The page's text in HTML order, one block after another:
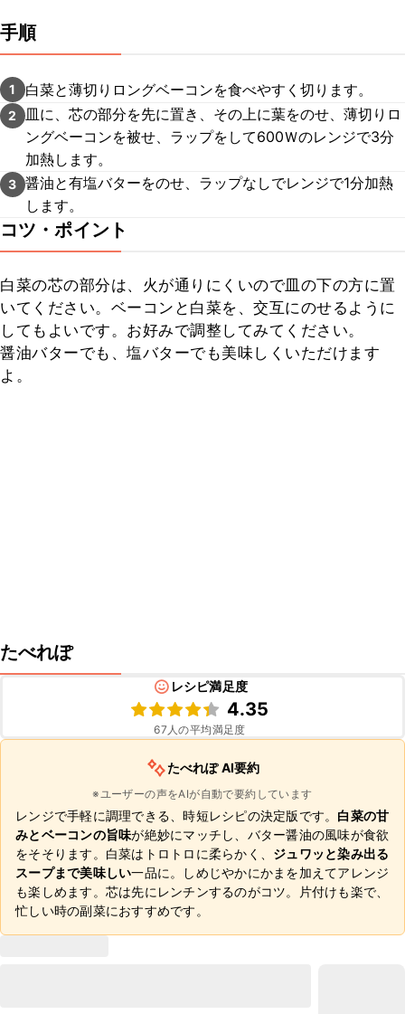
手順
1 白菜と薄切りロングベーコンを食べやすく切ります。
2
皿に、芯の部分を先に置き、その上に葉をのせ、薄切りロ
ングベーコンを被せ、ラップをして600Ｗのレンジで3分
加熱します。
3 醤油と有塩バターをのせ、ラップなしでレンジで1分加熱
します。
コツ・ポイント
白菜の芯の部分は、火が通りにくいので皿の下の方に置
いてください。ベーコンと白菜を、交互にのせるように
してもよいです。お好みで調整してみてください。
醤油バターでも、塩バターでも美味しくいただけます
よ。
たべれぽ
レシピ満足度
4.35
67 人の平均満足度
たべれぽ AI要約
※ユーザーの声をAIが自動で要約しています
レンジで手軽に調理できる、時短レシピの決定版です。 白菜の甘
みとベーコンの旨味が絶妙にマッチし、バター醤油の風味が食欲
をそそります。白菜はトロトロに柔らかく、 ジュワッと染み出る
スープまで美味しい一品に。しめじやかにかまを加えてアレンジ
も楽しめます。芯は先にレンチンするのがコツ。片付けも楽で、
忙しい時の副菜におすすめです。